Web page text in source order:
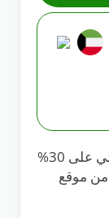
استخدمي كود خصم مترو برازيل واحصلي على 30%
موقع